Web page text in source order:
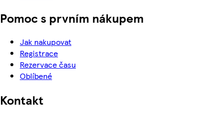
Pomoc s prvním nákupem
Jak nakupovat
Registrace
Rezervace času
Oblíbené
Kontakt